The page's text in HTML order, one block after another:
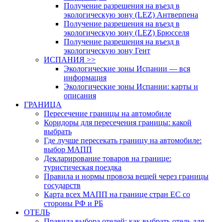
Получение разрешения на въезд в
экологическую зону (LEZ) Антверпена
Получение разрешения на въезд в
экологическую зону (LEZ) Брюсселя
Получение разрешения на въезд в
экологическую зону Гент
ИСПАНИЯ >>
Экологические зоны Испании — вся
информация
Экологические зоны Испании: карты и
описания
ГРАНИЦА
Пересечение границы на автомобиле
Коридоры для пересечения границы: какой
выбрать
Где лучше пересекать границу на автомобиле:
выбор МАПП
Декларирование товаров на границе:
туристическая поездка
Правила и нормы провоза вещей через границы
государств
Карта всех МАПП на границе стран ЕС со
стороны РФ и РБ
ОТЕЛЬ